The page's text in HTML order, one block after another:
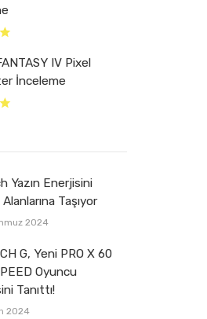
IV Pixel
İnceleme
Yazın Enerjisini
Alanlarına Taşıyor
2024
G, Yeni PRO X 60
Oyuncu
Tanıttı!
2024